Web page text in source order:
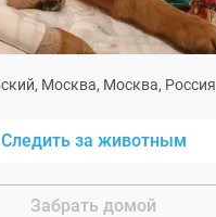
Москва, Москва, Россия
Следить за животным
Забрать домой